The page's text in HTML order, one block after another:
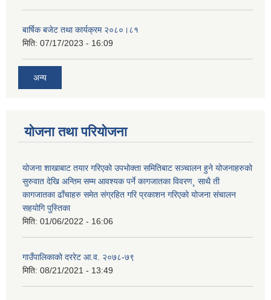
बार्षिक बजेट तथा कार्यक्रम २०८०।८१
मिति: 07/17/2023 - 16:09
अन्य
योजना तथा परियोजना
योजना शाखाबाट तयार गरिएको उपभोक्ता समितिबाट सञ्चालन हुने योजनाहरुको
सुरुवात देखि अन्तिम सम्म आवश्यक पर्ने कागजातका विवरण¸ साथै ती
कागजातका ढाँचाहरु समेत संग्रहित गरि प्रकाशन गरिएको योजना संचालन
सहयोगि पुस्तिका
मिति: 01/06/2022 - 16:06
गाउँपालिकाको दररेट आ.व. २०७८-७९
मिति: 08/21/2021 - 13:49